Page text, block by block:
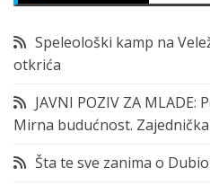
Speleološki kamp na
otkrića
JAVNI POZIV ZA MLADE:
Mirna budućnost.
Šta te sve zanima o